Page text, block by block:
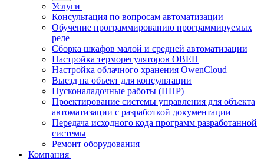
Услуги
Консультация по вопросам автоматизации
Обучение программированию программируемых
реле
Сборка шкафов малой и средней автоматизации
Настройка терморегуляторов ОВЕН
Настройка облачного хранения OwenCloud
Выезд на объект для консультации
Пусконаладочные работы (ПНР)
Проектирование системы управления для объекта
автоматизации с разработкой документации
Передача исходного кода программ разработанной
системы
Ремонт оборудования
Компания